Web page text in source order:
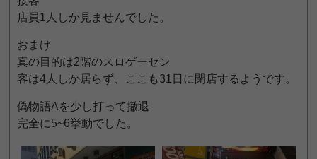
店員1人しか見ませんでした。
おまけ
真の目的は2階のスロゲーセン
客は4人しか居らず、ここも31日に閉店するようです。
偽物語Aを少し打って撤退
完全に5~6挙動でした。